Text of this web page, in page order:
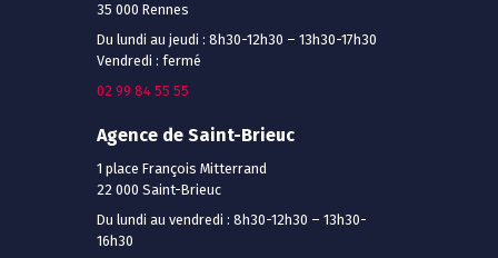
35 000 Rennes
Du lundi au jeudi : 8h30-12h30 – 13h30-17h30
Vendredi : fermé
02 99 84 55 55
Agence de Saint-Brieuc
1 place François Mitterrand
22 000 Saint-Brieuc
Du lundi au vendredi : 8h30-12h30 – 13h30-
16h30